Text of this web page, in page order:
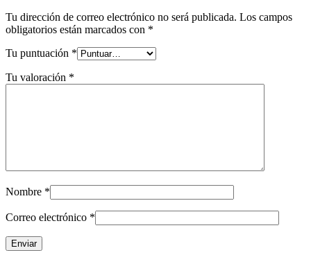
Tu dirección de correo electrónico no será publicada. Los campos
obligatorios están marcados con *
Tu puntuación *
Tu valoración *
Nombre *
Correo electrónico *